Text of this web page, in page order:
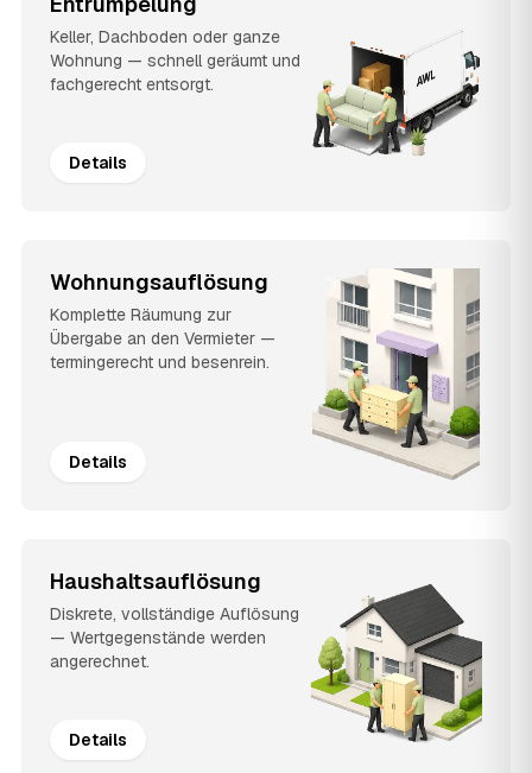
Keller, Dachboden oder ganze
Wohnung — schnell geräumt und
fachgerecht entsorgt.
Details
Wohnungsauflösung
Komplette Räumung zur
Übergabe an den Vermieter —
termingerecht und besenrein.
Details
Haushaltsauflösung
Diskrete, vollständige Auflösung
— Wertgegenstände werden
angerechnet.
Details